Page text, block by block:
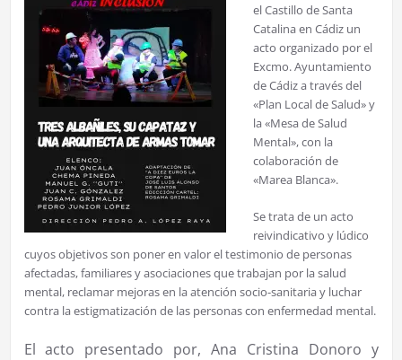
el Castillo de Santa
Catalina en Cádiz un
acto organizado por el
Excmo. Ayuntamiento
de Cádiz a través del
«Plan Local de Salud» y
la «Mesa de Salud
Mental», con la
colaboración de
«Marea Blanca».
Se trata de un acto
reivindicativo y lúdico
cuyos objetivos son poner en valor el testimonio de personas
afectadas, familiares y asociaciones que trabajan por la salud
mental, reclamar mejoras en la atención socio-sanitaria y luchar
contra la estigmatización de las personas con enfermedad mental.
El acto presentado por, Ana Cristina Donoro y